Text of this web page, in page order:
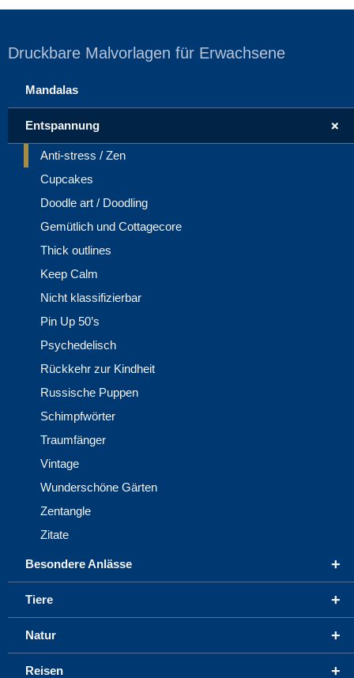
Druckbare Malvorlagen für Erwachsene
Mandalas
+
Entspannung
Anti-stress / Zen
Cupcakes
Doodle art / Doodling
Gemütlich und Cottagecore
Thick outlines
Keep Calm
Nicht klassifizierbar
Pin Up 50’s
Psychedelisch
Rückkehr zur Kindheit
Russische Puppen
Schimpfwörter
Traumfänger
Vintage
Wunderschöne Gärten
Zentangle
Zitate
+
Besondere Anlässe
+
Tiere
+
Natur
+
Reisen